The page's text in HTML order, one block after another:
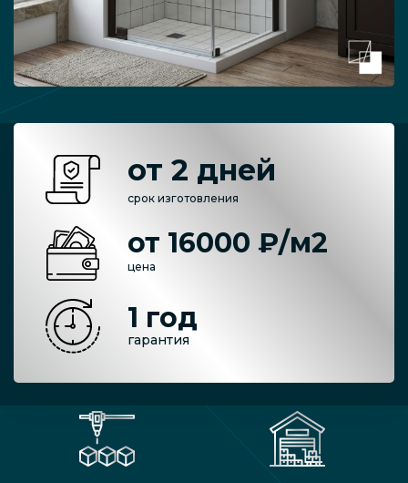
от 2 дней
срок изготовления
от 16000 ₽/м2
цена
1 год
гарантия